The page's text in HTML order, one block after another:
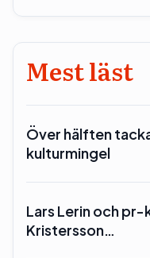
Mest läst
Över hälften
kulturmingel
Lars Lerin och pr-
Kristersson…